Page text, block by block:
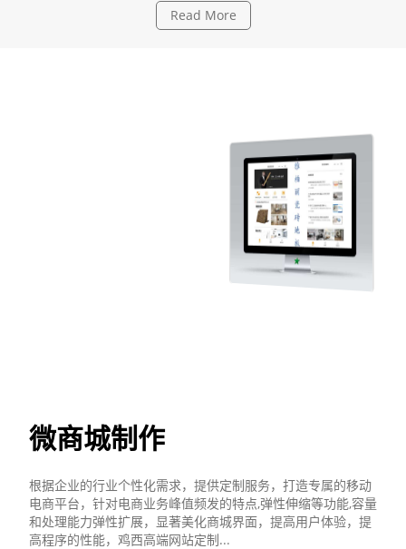
Read More
微商城制作
根据企业的行业个性化需求，提供定制服务，打造专属的移动
电商平台，针对电商业务峰值频发的特点,弹性伸缩等功能,容量
和处理能力弹性扩展，显著美化商城界面，提高用户体验，提
高程序的性能，鸡西高端网站定制...